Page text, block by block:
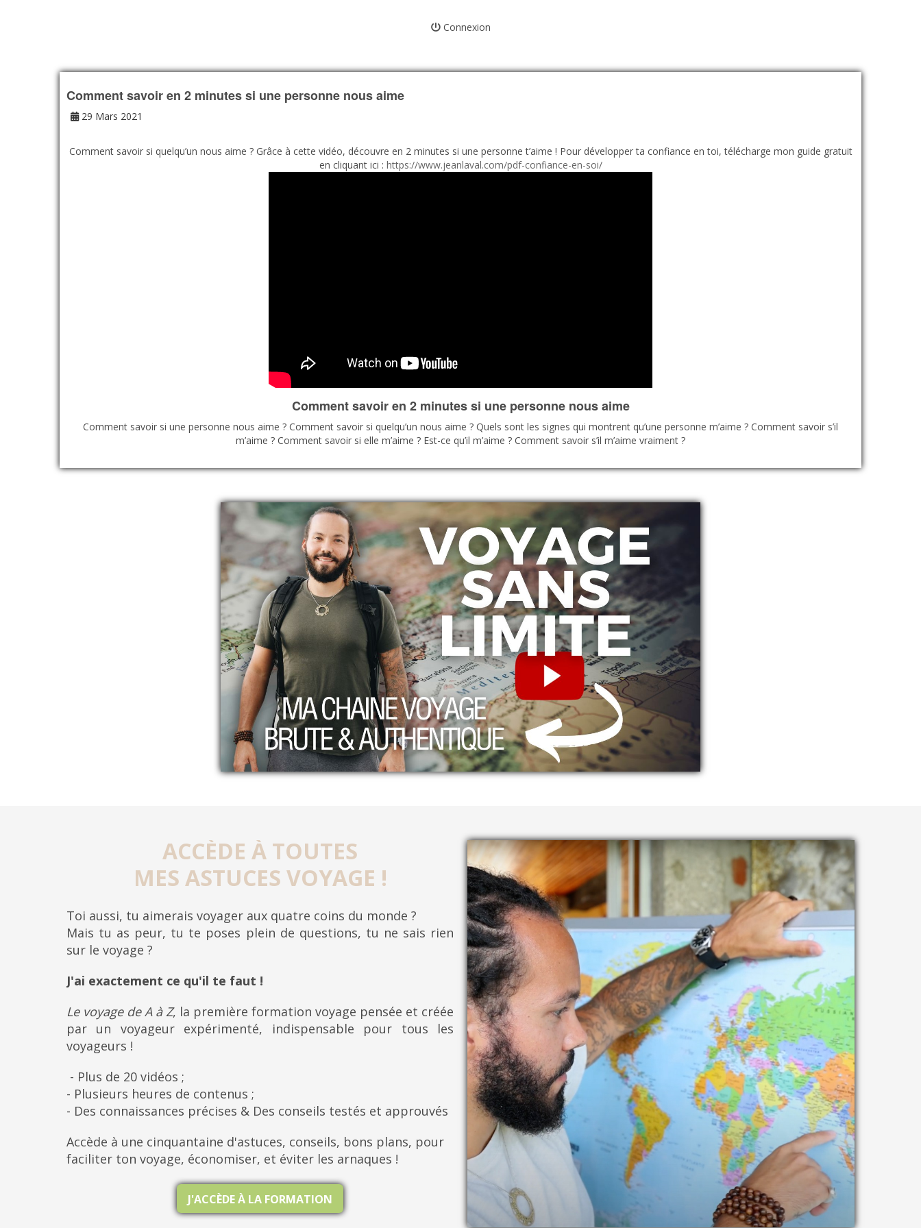
Connexion
Comment savoir en 2 minutes si une personne nous aime
29 Mars 2021
Comment savoir si quelqu’un nous aime ? Grâce à cette vidéo, découvre en 2 minutes si une personne t’aime ! Pour développer ta confiance en toi, télécharge mon guide gratuit
en cliquant ici : https://www.jeanlaval.com/pdf-confiance-en-soi/
Comment savoir en 2 minutes si une personne nous aime
Comment savoir si une personne nous aime ? Comment savoir si quelqu’un nous aime ? Quels sont les signes qui montrent qu’une personne m’aime ? Comment savoir s’il
m’aime ? Comment savoir si elle m’aime ? Est-ce qu’il m’aime ? Comment savoir s’il m’aime vraiment ?
ACCÈDE À TOUTES
MES ASTUCES VOYAGE !
Toi aussi, tu aimerais voyager aux quatre coins du monde ?
Mais tu as peur, tu te poses plein de questions, tu ne sais rien
sur le voyage ?
J'ai exactement ce qu'il te faut !
Le voyage de A à Z, la première formation voyage pensée et créée
par un voyageur expérimenté, indispensable pour tous les
voyageurs !
- Plus de 20 vidéos ;
- Plusieurs heures de contenus ;
- Des connaissances précises & Des conseils testés et approuvés
Accède à une cinquantaine d'astuces, conseils, bons plans, pour
faciliter ton voyage, économiser, et éviter les arnaques !
J'ACCÈDE À LA FORMATION